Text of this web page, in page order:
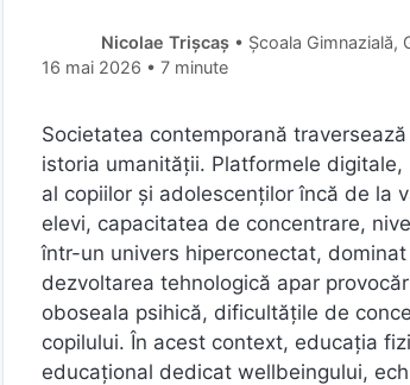
Nicolae Trișcaș • Școala Gimnazială,
16 mai 2026 • 7 minute
Societatea contemporană
istoria umanității. Platformele
al copiilor și adolescenților încă de la
elevi, capacitatea de concentrare,
într-un univers hiperconectat,
dezvoltarea tehnologică apar
oboseala psihică, dificultățile de
copilului. În acest context, educația
educațional dedicat wellbeingului,